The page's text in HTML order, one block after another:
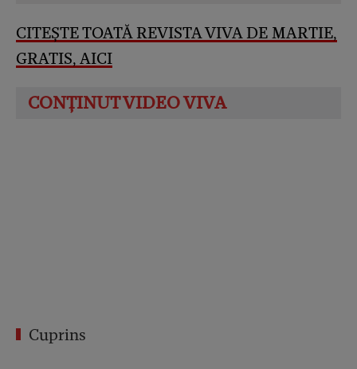
CITEȘTE TOATĂ REVISTA VIVA DE MARTIE,
GRATIS, AICI
Cuprins